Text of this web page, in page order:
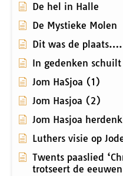
De hel in Halle
De Mystieke Molen
Dit was de plaats….
In gedenken schuilt
Jom HaSjoa (1)
Jom Hasjoa (2)
Jom Hasjoa
Luthers visie op
Twents paaslied
trotseert de eeuwen